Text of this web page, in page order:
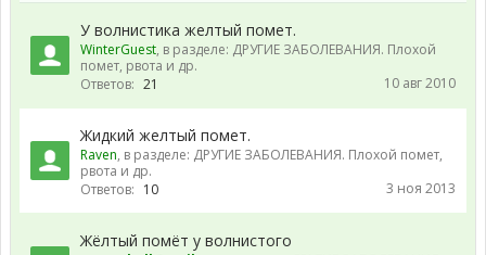
У волнистика желтый помет.
WinterGuest, в разделе: ДРУГИЕ ЗАБОЛЕВАНИЯ. Плохой
помет, рвота и др.
Ответов: 21 10 авг 2010
Жидкий желтый помет.
Raven, в разделе: ДРУГИЕ ЗАБОЛЕВАНИЯ. Плохой помет,
рвота и др.
Ответов: 10 3 ноя 2013
Жёлтый помёт у волнистого